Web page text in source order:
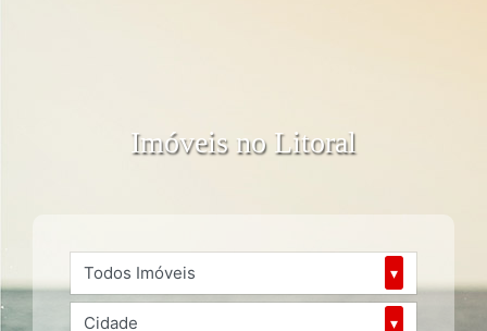
Imóveis no Litoral
Todos Imóveis ▾
Cidade ▾